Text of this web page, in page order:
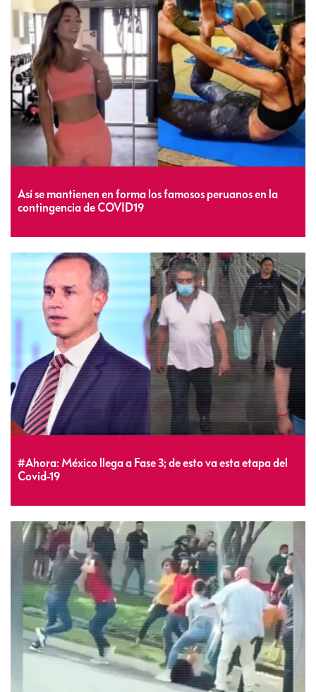
Así se mantienen en forma los famosos peruanos en la
contingencia de COVID19
#Ahora: México llega a Fase 3; de esto va esta etapa del
Covid-19